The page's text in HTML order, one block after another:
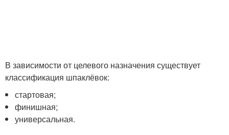
В зависимости от целевого назначения существует
классификация шпаклёвок:
стартовая;
финишная;
универсальная.